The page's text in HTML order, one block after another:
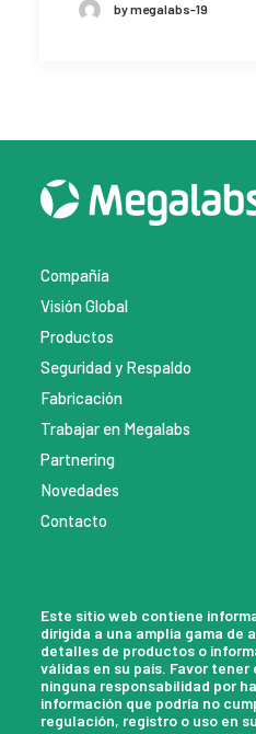
by megalabs-19
Compañía
Visión Global
Productos
Seguridad y Respaldo
Fabricación
Trabajar en Megalabs
Partnering
Novedades
Contacto
Este sitio web contiene
dirigida a una amplia gama de
detalles de productos o
válidas en su país. Favor
ninguna responsabilidad por
información que podría no
regulación, registro o uso en